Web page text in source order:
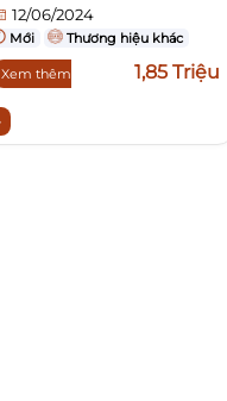
12/06/2024
Mới Thương hiệu khác
Xem thêm 1,85 Triệu